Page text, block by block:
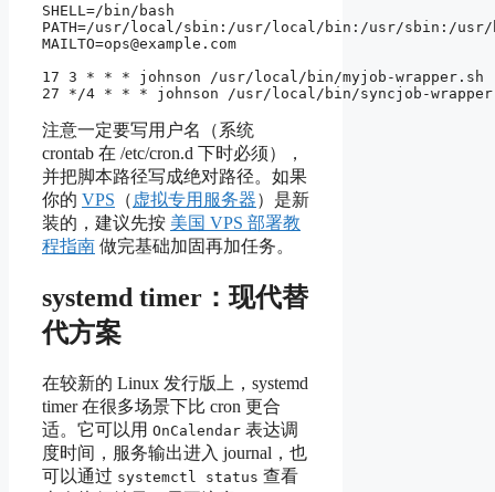
SHELL=/bin/bash
PATH=/usr/local/sbin:/usr/local/bin:/usr/sbin:/
MAILTO=ops@example.com
17 3 * * * johnson /usr/local/bin/myjob-wrapper.sh
注意一定要写用户名（系统
crontab 在 /etc/cron.d 下时必须），
并把脚本路径写成绝对路径。如果
你的 VPS （ 虚拟专用服务器）是新
装的，建议先按 美国 VPS 部署教
程指南 做完基础加固再加任务。
systemd timer：现代替
代方案
在较新的 Linux 发行版上，systemd
timer 在很多场景下比 cron 更合
适。它可以用 OnCalendar 表达调
度时间，服务输出进入 journal，也
可以通过 systemctl status 查看